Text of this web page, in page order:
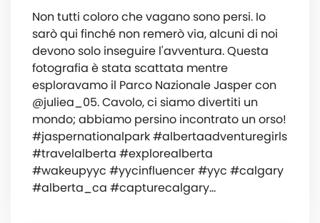
Non tutti coloro che vagano sono persi. Io
sarò qui finché non remerò via, alcuni di noi
devono solo inseguire l'avventura. Questa
fotografia è stata scattata mentre
esploravamo il Parco Nazionale Jasper con
@juliea_05. Cavolo, ci siamo divertiti un
mondo; abbiamo persino incontrato un orso!
#jaspernationalpark #albertaadventuregirls
#travelalberta #explorealberta
#wakeupyyc #yycinfluencer #yyc #calgary
#alberta_ca #capturecalgary…